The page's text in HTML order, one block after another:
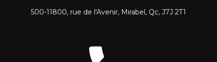
500-11800, rue de l'Avenir, Mirabel, Qc, J7J 2T1